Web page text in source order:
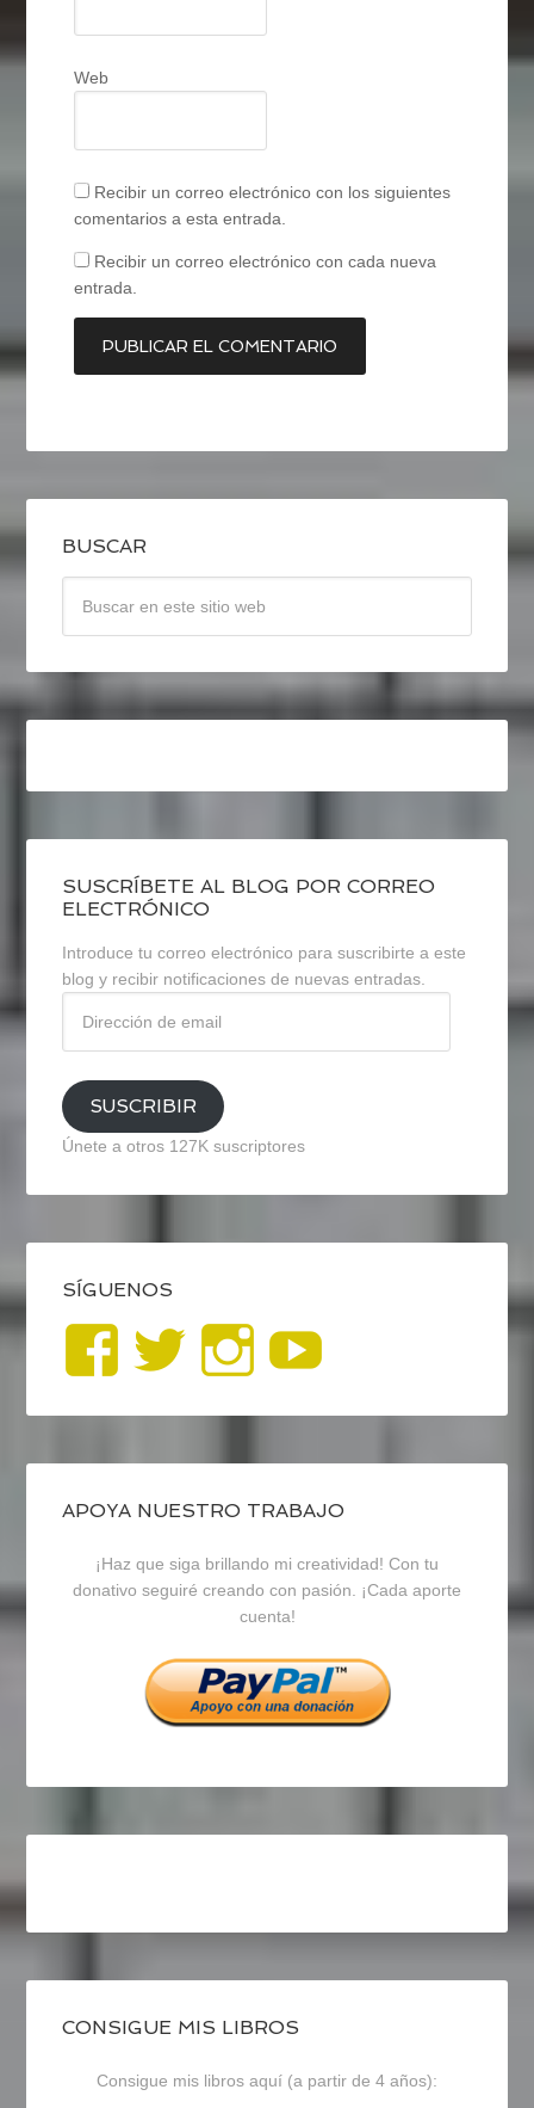
Web
Recibir un correo electrónico con los siguientes
comentarios a esta entrada.
Recibir un correo electrónico con cada nueva
entrada.
BUSCAR
SUSCRÍBETE AL BLOG POR CORREO
ELECTRÓNICO
Introduce tu correo electrónico para suscribirte a este
blog y recibir notificaciones de nuevas entradas.
email
SUSCRIBIR
Únete a otros 127K suscriptores
SÍGUENOS
Ver
perfil
de
blogrecursosep
en
Facebook
Ver
perfil
de
recursosep
en
Twitter
Ver
perfil
de
recursosep
en
Instagram
APOYA NUESTRO TRABAJO
¡Haz que siga brillando mi creatividad! Con tu
donativo seguiré creando con pasión. ¡Cada aporte
cuenta!
CONSIGUE MIS LIBROS
Consigue mis libros aquí (a partir de 4 años):